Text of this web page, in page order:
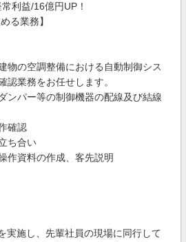
利益/16億円UP！
る業務】
物の空調整備における自動制御シス
認業務をお任せします。
ンパー等の制御機器の配線及び結線
確認
ち合い
作資料の作成、客先説明
施し、先輩社員の現場に同行して